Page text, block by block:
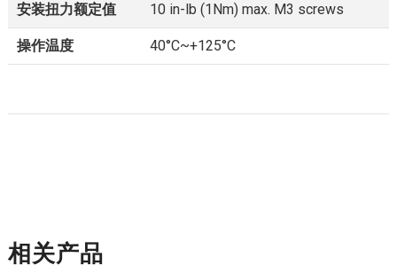
安装扭力额定值 10 in-lb (1Nm) max. M3 screws
操作温度 40°C~+125°C
相关产品